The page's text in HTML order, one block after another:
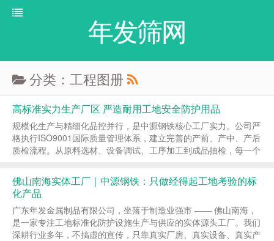
年发筛网
分类：工程图册
高标准实力生产厂区 严造耐用工地安全防护用品
规模化生产与精细化品控并行，是中源钢铁核心工厂实力。公司严
格执行ISO9001国际质量管理体系，建立完善的产前、产中、产后
质检流程。从原料选材、设备调试、工序加工到成品抽检，每一个
产的产品品质均匀、稳定、达标。 工厂所有工...
佛山南海实体工厂｜中源钢铁：只做经得起工地考验的标
化产品
广东年发金属制品有限公司，坐落于制造业强市 —— 佛山南海，
是一家专注工地标准化防护设施生产与供应的实体源头工厂。我们
深耕行业多年，不搞虚的宣传，只靠真实厂房、真实设备、真实产